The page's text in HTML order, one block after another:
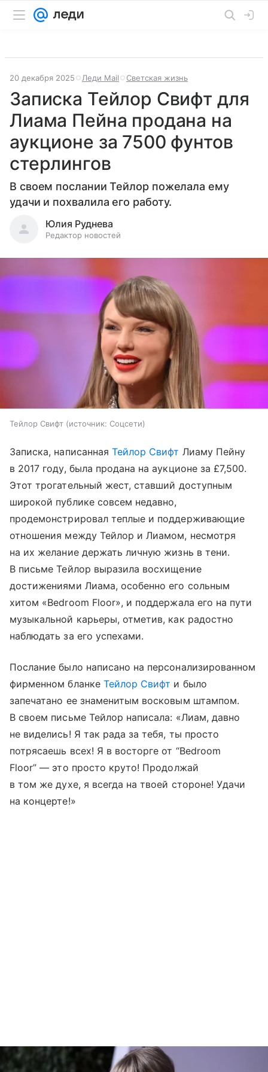
20 декабря 2025 Леди Mail Светская жизнь
Записка Тейлор Свифт для
Лиама Пейна продана на
аукционе за 7500 фунтов
стерлингов
В своем послании Тейлор пожелала ему
удачи и похвалила его работу.
Юлия Руднева
Редактор новостей
Тейлор Свифт источник: Соцсети
Записка, написанная Тейлор Свифт Лиаму Пейну
в 2017 году, была продана на аукционе за £7,500.
Этот трогательный жест, ставший доступным
широкой публике совсем недавно,
продемонстрировал теплые и поддерживающие
отношения между Тейлор и Лиамом, несмотря
на их желание держать личную жизнь в тени.
В письме Тейлор выразила восхищение
достижениями Лиама, особенно его сольным
хитом «Bedroom Floor», и поддержала его на пути
музыкальной карьеры, отметив, как радостно
наблюдать за его успехами.
Послание было написано на персонализированном
фирменном бланке Тейлор Свифт и было
запечатано ее знаменитым восковым штампом.
В своем письме Тейлор написала: «Лиам, давно
не виделись! Я так рада за тебя, ты просто
потрясаешь всех! Я в восторге от “Bedroom
Floor” — это просто круто! Продолжай
в том же духе, я всегда на твоей стороне! Удачи
на концерте!»